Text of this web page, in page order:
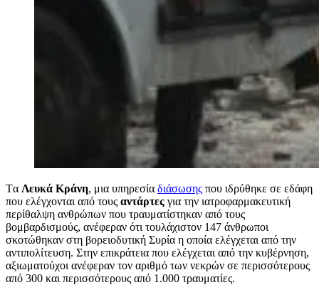
Tα Λευκά Κράνη, μια υπηρεσία διάσωσης που ιδρύθηκε σε εδάφη
που ελέγχονται από τους αντάρτες για την ιατροφαρμακευτική
περίθαλψη ανθρώπων που τραυματίστηκαν από τους
βομβαρδισμούς, ανέφεραν ότι τουλάχιστον 147 άνθρωποι
σκοτώθηκαν στη βορειοδυτική Συρία η οποία ελέγχεται από την
αντιπολίτευση. Στην επικράτεια που ελέγχεται από την κυβέρνηση,
αξιωματούχοι ανέφεραν τον αριθμό των νεκρών σε περισσότερους
από 300 και περισσότερους από 1.000 τραυματίες.